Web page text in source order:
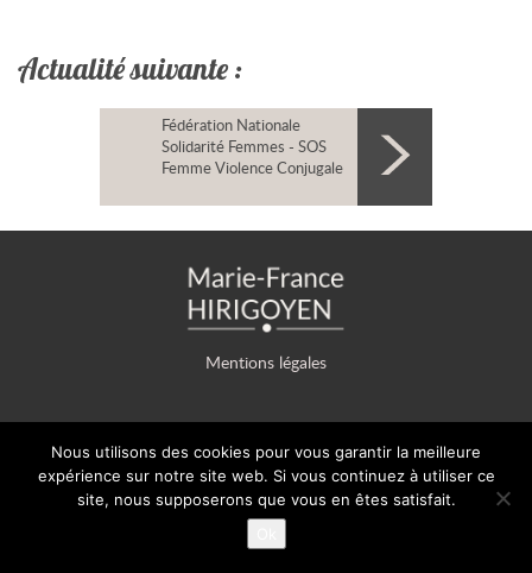
Actualité suivante :
Fédération Nationale
Solidarité Femmes - SOS
Femme Violence Conjugale
Mentions légales
© 2009-2026 Copyright Marie-France HIRIGOYEN - Le présent site
et la totalité de son contenu sont protégés par le Code de la
Propriété Intellectuelle.
Nous utilisons des cookies pour vous garantir la meilleure
expérience sur notre site web. Si vous continuez à utiliser ce
site, nous supposerons que vous en êtes satisfait.